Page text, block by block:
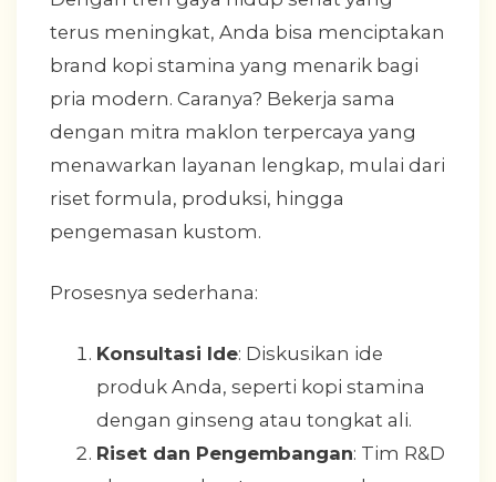
terus meningkat, Anda bisa menciptakan
brand kopi stamina yang menarik bagi
pria modern. Caranya? Bekerja sama
dengan mitra maklon terpercaya yang
menawarkan layanan lengkap, mulai dari
riset formula, produksi, hingga
pengemasan kustom.
Prosesnya sederhana:
Konsultasi Ide: Diskusikan ide
produk Anda, seperti kopi stamina
dengan ginseng atau tongkat ali.
Riset dan Pengembangan: Tim R&D